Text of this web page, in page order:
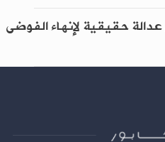
حقيقية لإنهاء الفوضى